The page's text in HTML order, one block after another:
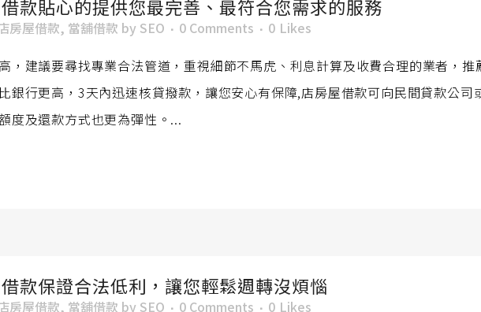
款貼心的提供您最完善、最符合您需求的服務
房屋借款, 當舖借款 by SEO 0 Comments 0 Likes
，建議要尋找專業合法管道，重視細節不馬虎、利息計算及收費合理的業者，
銀行更高，3天內迅速核貸撥款，讓您安心有保障,店房屋借款可向民間貸款公
度及還款方式也更為彈性。...
款保證合法低利，讓您輕鬆週轉沒煩惱
房屋借款, 當舖借款 by SEO 0 Comments 0 Likes